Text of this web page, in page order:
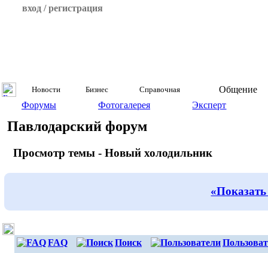
вход / регистрация
Новости Бизнес Справочная
Общение
Форумы
Фотогалерея Эксперт
Павлодарский форум
Просмотр темы - Новый холодильник
FAQ Поиск